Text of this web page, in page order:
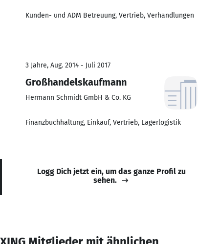
Kunden- und ADM Betreuung, Vertrieb, Verhandlungen
3 Jahre, Aug. 2014 - Juli 2017
Großhandelskaufmann
Hermann Schmidt GmbH & Co. KG
Finanzbuchhaltung, Einkauf, Vertrieb, Lagerlogistik
Logg Dich jetzt ein, um das ganze Profil zu
sehen.